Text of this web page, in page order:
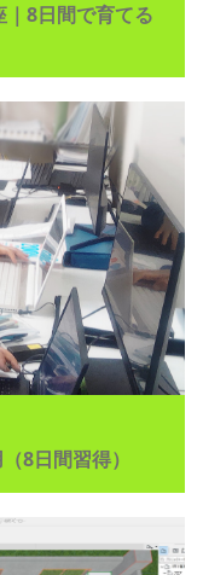
｜8日間で育てる
8日間習得）